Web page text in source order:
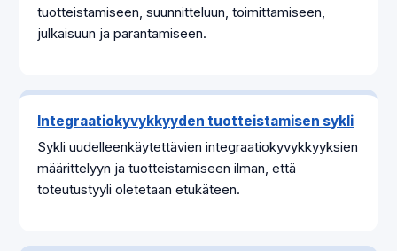
tuotteistamiseen, suunnitteluun, toimittamiseen,
julkaisuun ja parantamiseen.
Integraatiokyvykkyyden tuotteistamisen sykli
Sykli uudelleenkäytettävien integraatiokyvykkyyksien
määrittelyyn ja tuotteistamiseen ilman, että
toteutustyyli oletetaan etukäteen.